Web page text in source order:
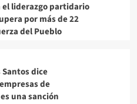
el liderazgo partidario
por más de 22
del Pueblo
Santos dice
de
una sanción